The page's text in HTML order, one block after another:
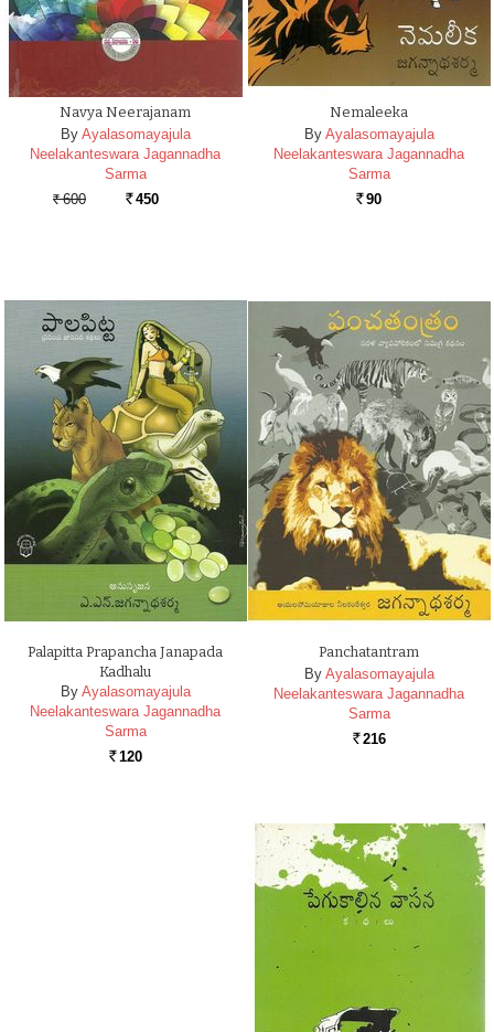
Navya Neerajanam
By Ayalasomayajula
Neelakanteswara Jagannadha
Sarma
Rs. 600 Rs. 450
Nemaleeka
By Ayalasomayajula
Neelakanteswara Jagannadha
Sarma
Rs. 90
Palapitta Prapancha Janapada
Kadhalu
By Ayalasomayajula
Neelakanteswara Jagannadha
Sarma
Rs. 120
Panchatantram
By Ayalasomayajula
Neelakanteswara Jagannadha
Sarma
Rs. 216